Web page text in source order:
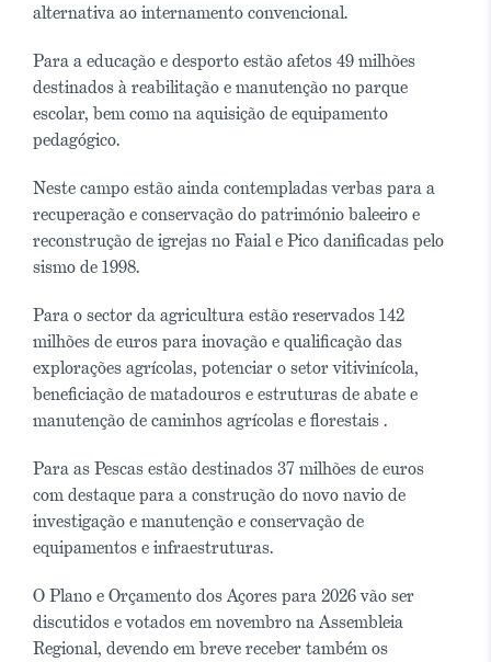
alternativa ao internamento convencional.
Para a educação e desporto estão afetos 49 milhões
destinados à reabilitação e manutenção no parque
escolar, bem como na aquisição de equipamento
pedagógico.
Neste campo estão ainda contempladas verbas para a
recuperação e conservação do património baleeiro e
reconstrução de igrejas no Faial e Pico danificadas pelo
sismo de 1998.
Para o sector da agricultura estão reservados 142
milhões de euros para inovação e qualificação das
explorações agrícolas, potenciar o setor vitivinícola,
beneficiação de matadouros e estruturas de abate e
manutenção de caminhos agrícolas e florestais .
Para as Pescas estão destinados 37 milhões de euros
com destaque para a construção do novo navio de
investigação e manutenção e conservação de
equipamentos e infraestruturas.
O Plano e Orçamento dos Açores para 2026 vão ser
discutidos e votados em novembro na Assembleia
Regional, devendo em breve receber também os